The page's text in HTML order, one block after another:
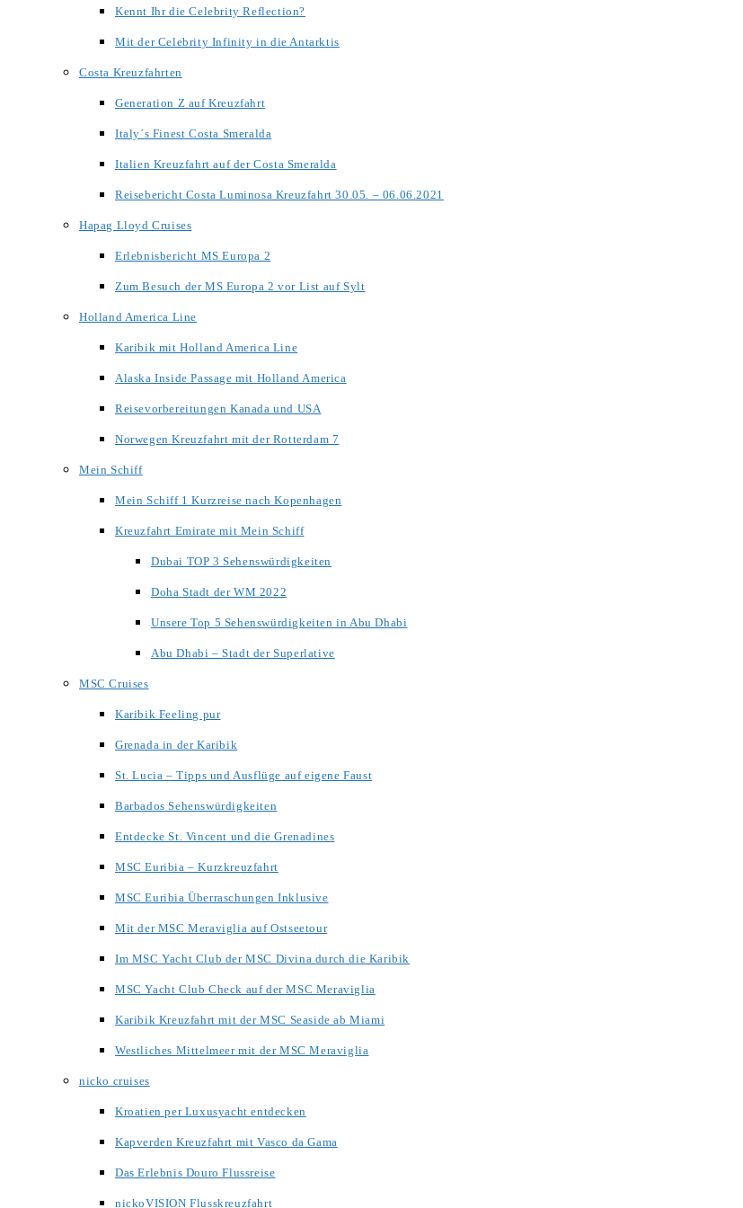
Kennt Ihr die Celebrity Reflection?
Mit der Celebrity Infinity in die Antarktis
Costa Kreuzfahrten
Generation Z auf Kreuzfahrt
Italy´s Finest Costa Smeralda
Italien Kreuzfahrt auf der Costa Smeralda
Reisebericht Costa Luminosa Kreuzfahrt 30.05. – 06.06.2021
Hapag Lloyd Cruises
Erlebnisbericht MS Europa 2
Zum Besuch der MS Europa 2 vor List auf Sylt
Holland America Line
Karibik mit Holland America Line
Alaska Inside Passage mit Holland America
Reisevorbereitungen Kanada und USA
Norwegen Kreuzfahrt mit der Rotterdam 7
Mein Schiff
Mein Schiff 1 Kurzreise nach Kopenhagen
Kreuzfahrt Emirate mit Mein Schiff
Dubai TOP 3 Sehenswürdigkeiten
Doha Stadt der WM 2022
Unsere Top 5 Sehenswürdigkeiten in Abu Dhabi
Abu Dhabi – Stadt der Superlative
MSC Cruises
Karibik Feeling pur
Grenada in der Karibik
St. Lucia – Tipps und Ausflüge auf eigene Faust
Barbados Sehenswürdigkeiten
Entdecke St. Vincent und die Grenadines
MSC Euribia – Kurzkreuzfahrt
MSC Euribia Überraschungen Inklusive
Mit der MSC Meraviglia auf Ostseetour
Im MSC Yacht Club der MSC Divina durch die Karibik
MSC Yacht Club Check auf der MSC Meraviglia
Karibik Kreuzfahrt mit der MSC Seaside ab Miami
Westliches Mittelmeer mit der MSC Meraviglia
nicko cruises
Kroatien per Luxusyacht entdecken
Kapverden Kreuzfahrt mit Vasco da Gama
Das Erlebnis Douro Flussreise
nickoVISION Flusskreuzfahrt